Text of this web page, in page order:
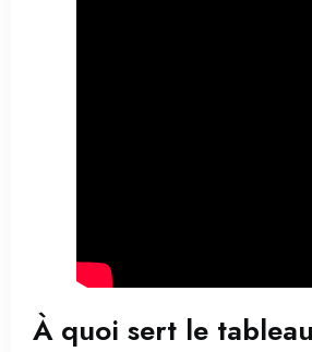
À quoi sert le